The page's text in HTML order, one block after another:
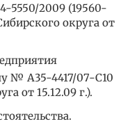
5550/2009 (19560-
округа от
№ А35-4417/07-С10
от 15.12.09 г.).